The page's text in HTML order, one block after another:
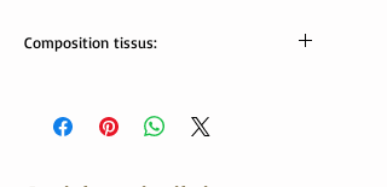
Composition tissus: